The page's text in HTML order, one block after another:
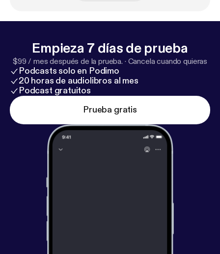
Empieza 7 días de prueba
$99 / mes después de la prueba. · Cancela cuando quieras
Podcasts solo en Podimo
20 horas de audiolibros al mes
Podcast gratuitos
Prueba gratis